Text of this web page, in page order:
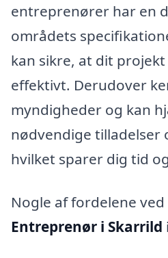
entreprenører har en
områdets
kan sikre, at dit
effektivt. Derudover
myndigheder og kan
nødvendige tilladelser
hvilket sparer dig tid
Nogle af fordelene
Entreprenør i Skarrild